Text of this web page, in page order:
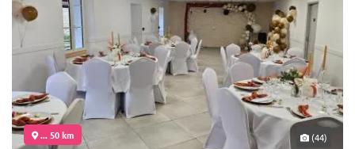
... 50 km (44)